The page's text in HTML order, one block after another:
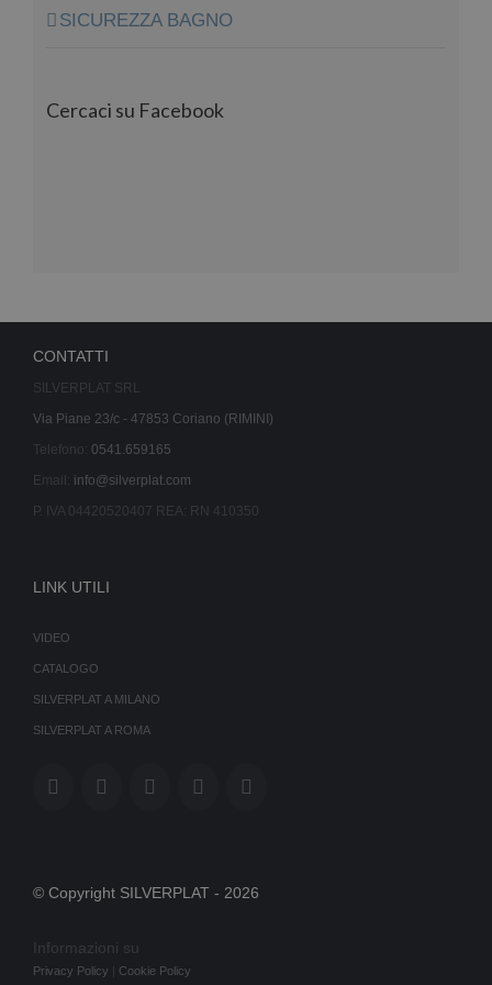
SICUREZZA BAGNO
Cercaci su Facebook
CONTATTI
SILVERPLAT SRL
Via Piane 23/c - 47853 Coriano (RIMINI)
Telefono: 0541.659165
Email: info@silverplat.com
P. IVA 04420520407 REA: RN 410350
LINK UTILI
VIDEO
CATALOGO
SILVERPLAT A MILANO
SILVERPLAT A ROMA
© Copyright SILVERPLAT - 2026
Informazioni su
Privacy Policy Cookie Policy